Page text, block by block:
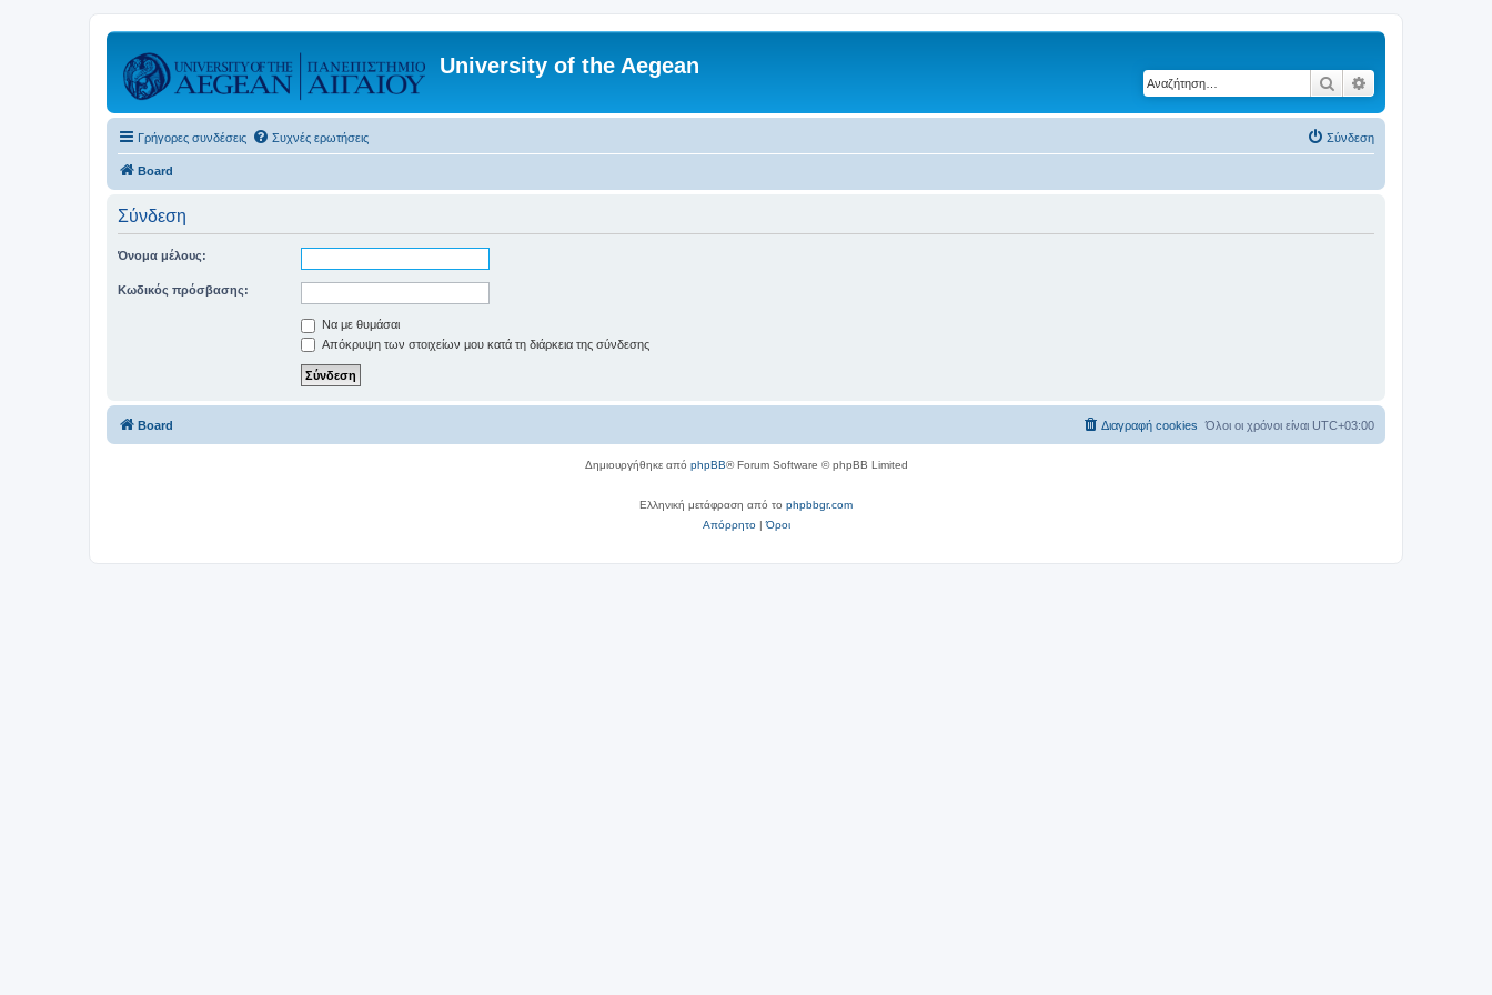
University of the Aegean
Αναζήτηση
Γρήγορες συνδέσεις Συχνές ερωτήσεις Σύνδεση
Board
Σύνδεση
Όνομα μέλους:
Κωδικός πρόσβασης:
Να με θυμάσαι
Απόκρυψη των στοιχείων μου κατά τη διάρκεια της σύνδεσης
Board Όλοι οι χρόνοι είναι UTC+03:00
Διαγραφή cookies
Δημιουργήθηκε από phpBB® Forum Software © phpBB Limited
Ελληνική μετάφραση από το phpbbgr.com
Απόρρητο|Όροι